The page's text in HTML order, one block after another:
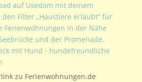
auf Usedom mit deinem
Filter „Haustiere erlaubt“ für
Ferienwohnungen in der Nähe
und der Promenade.
zu Ferienwohnungen.de